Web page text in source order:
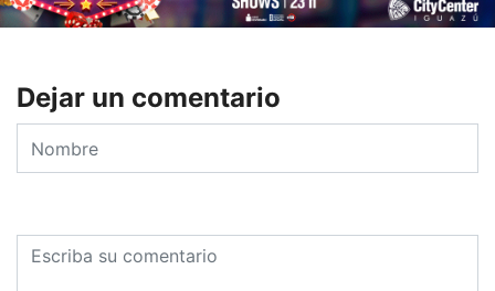
Dejar un comentario